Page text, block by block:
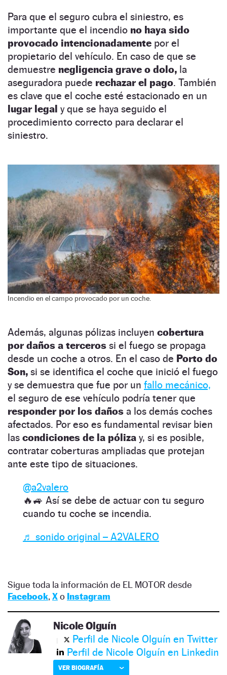
Para que el seguro cubra el siniestro, es
importante que el incendio no haya sido
provocado intencionadamente por el
propietario del vehículo. En caso de que se
demuestre negligencia grave o dolo, la
aseguradora puede rechazar el pago. También
es clave que el coche esté estacionado en un
lugar legal y que se haya seguido el
procedimiento correcto para declarar el
siniestro.
Incendio en el campo provocado por un coche.
Además, algunas pólizas incluyen cobertura
por daños a terceros si el fuego se propaga
desde un coche a otros. En el caso de Porto do
Son, si se identifica el coche que inició el fuego
y se demuestra que fue por un fallo mecánico,
el seguro de ese vehículo podría tener que
responder por los daños a los demás coches
afectados. Por eso es fundamental revisar bien
las condiciones de la póliza y, si es posible,
contratar coberturas ampliadas que protejan
ante este tipo de situaciones.
@a2valero
🔥🚙 Así se debe de actuar con tu seguro
cuando tu coche se incendia.
♬ sonido original – A2VALERO
Sigue toda la información de EL MOTOR desde
Facebook, Xo Instagram
Nicole Olguín
Perfil de Nicole Olguín en Twitter
Perfil de Nicole Olguín en Linkedin
VER BIOGRAFÍA